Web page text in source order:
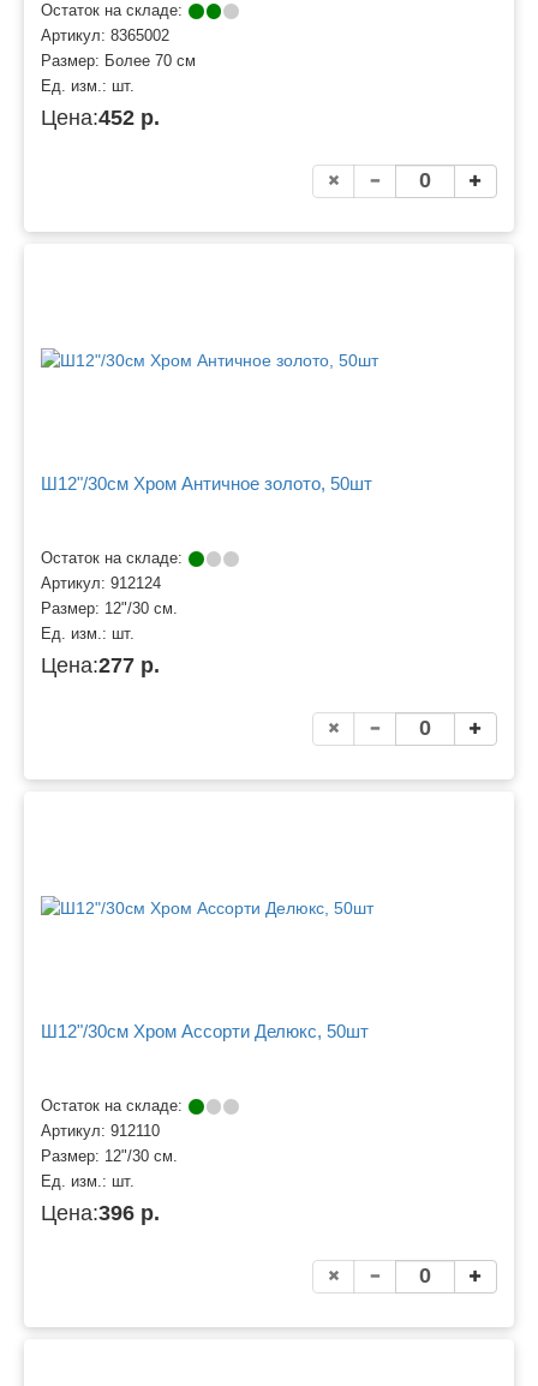
Остаток на складе:
Артикул: 8365002
Размер: Более 70 см
Ед. изм.: шт.
Цена:452 р.
Ш12"/30см Хром Античное золото, 50шт
Остаток на складе:
Артикул: 912124
Размер: 12"/30 см.
Ед. изм.: шт.
Цена:277 р.
Ш12"/30см Хром Ассорти Делюкс, 50шт
Остаток на складе:
Артикул: 912110
Размер: 12"/30 см.
Ед. изм.: шт.
Цена:396 р.